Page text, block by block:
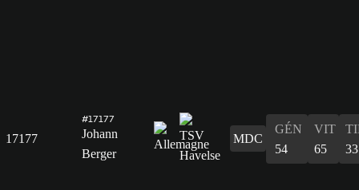
17177
#17177
Johann
Berger
MDC
GÉN
54
VIT
65
33